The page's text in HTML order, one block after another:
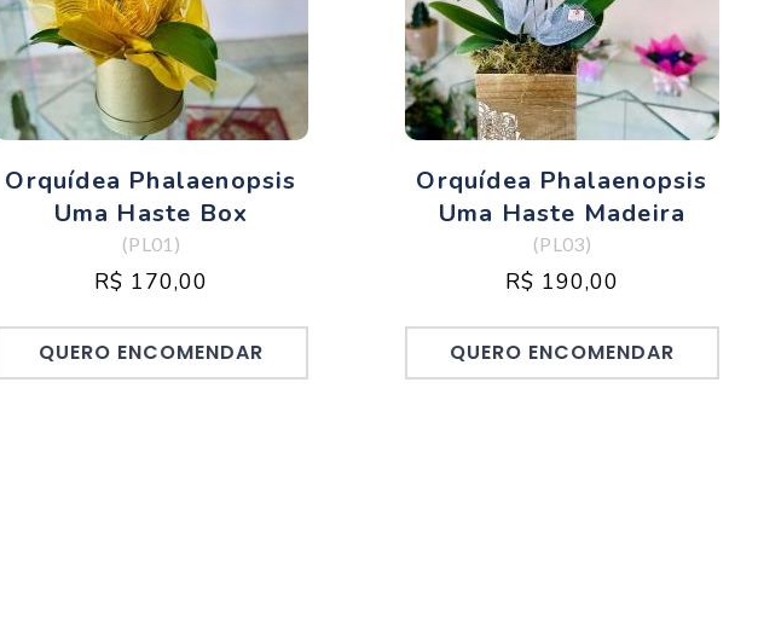
Orquídea Phalaenopsis
Uma Haste Box
(PL01)
R$ 170,00
QUERO ENCOMENDAR
Orquídea Phalaenopsis
Uma Haste Madeira
(PL03)
R$ 190,00
QUERO ENCOMENDAR